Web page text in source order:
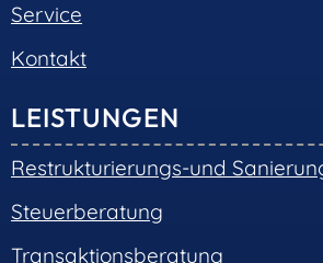
Service
Kontakt
LEISTUNGEN
Restrukturierungs-und
Steuerberatung
Transaktionsberatung